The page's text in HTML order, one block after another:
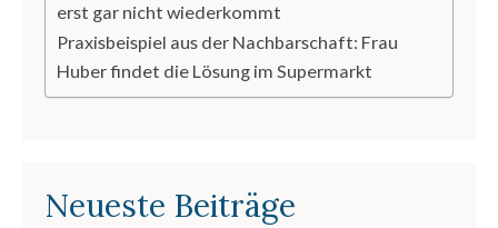
erst gar nicht wiederkommt
Praxisbeispiel aus der Nachbarschaft: Frau
Huber findet die Lösung im Supermarkt
Neueste Beiträge